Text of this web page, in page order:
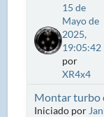
15 de
Mayo de
2025,
19:05:42
por
XR4x4
Montar turbo
Iniciado por